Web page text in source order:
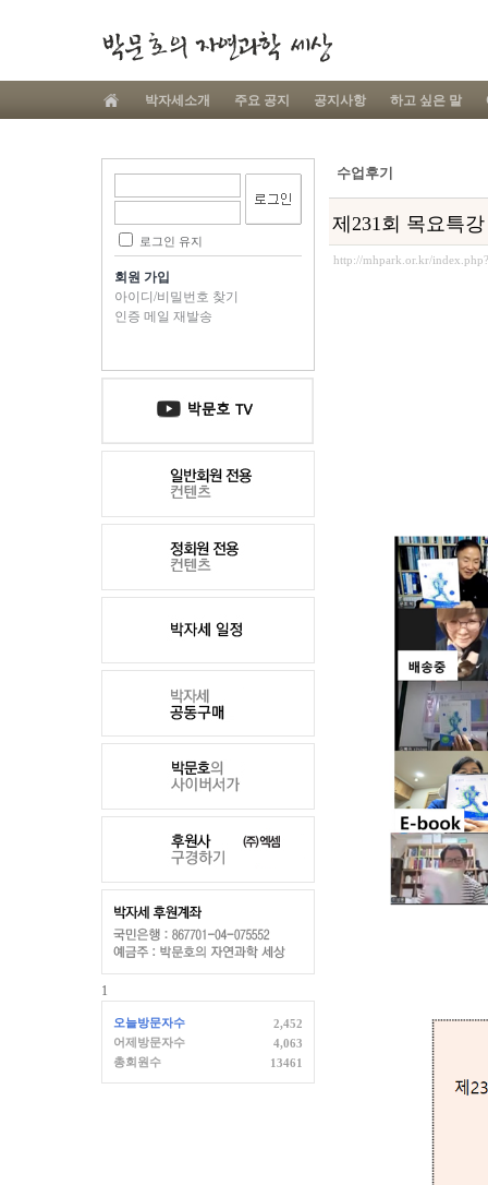
박자세소개 주요 공지 공지사항 하고 싶은 말
로그인 유지
회원 가입
아이디/비밀번호 찾기
인증 메일 재발송
1
오늘방문자수
2,452
어제방문자수
4,063
총회원수
13461
수업후기
제231회 목요특
http://mhpark.or.kr/